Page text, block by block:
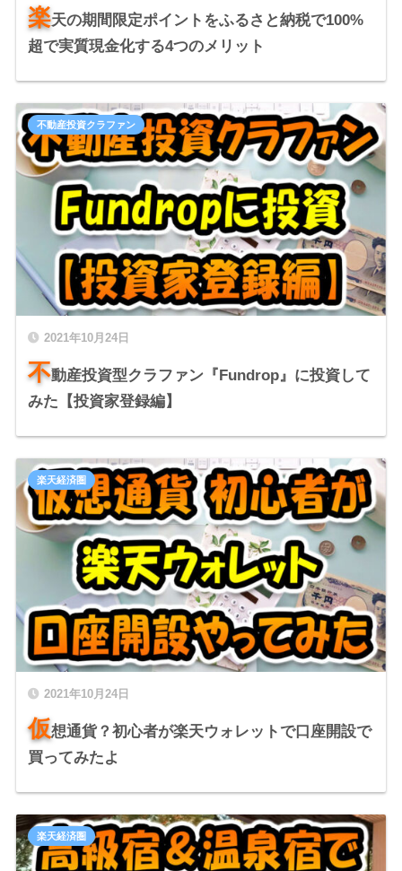
楽天の期間限定ポイントをふるさと納税で100%
超で実質現金化する4つのメリット
2021年10月24日
不動産投資型クラファン『Fundrop』に投資して
みた【投資家登録編】
不動産投資クラファン
2021年10月24日
仮想通貨？初心者が楽天ウォレットで口座開設で
買ってみたよ
楽天経済圏
楽天経済圏